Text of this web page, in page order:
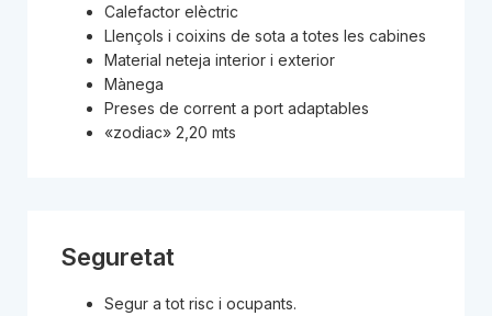
Calefactor elèctric
Llençols i coixins de sota a totes les cabines
Material neteja interior i exterior
Mànega
Preses de corrent a port adaptables
«zodiac» 2,20 mts
Seguretat
Segur a tot risc i ocupants.